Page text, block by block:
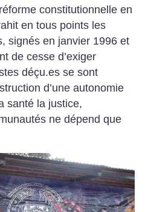
constitutionnelle en
en tous points les
signés en janvier 1996 et
de cesse d’exiger
déçu.es se sont
d’une autonomie
santé la justice,
ne dépend que